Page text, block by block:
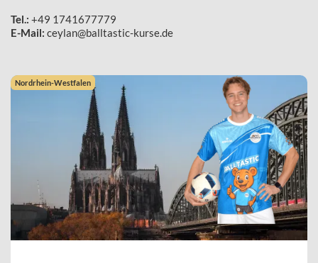
Tel.: +49 1741677779
E-Mail: ceylan@balltastic-kurse.de
Nordrhein-Westfalen